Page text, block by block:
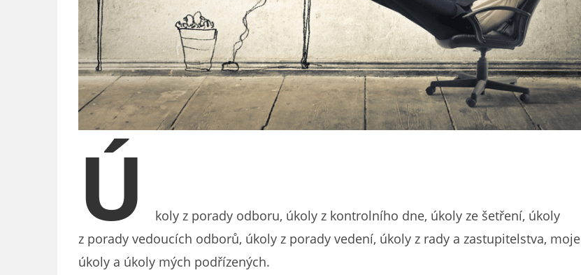
Ú
koly z porady odboru, úkoly z kontrolního dne, úkoly ze šetření, úkoly
z porady vedoucích odborů, úkoly z porady vedení, úkoly z rady a zastupitelstva, moje
úkoly a úkoly mých podřízených.